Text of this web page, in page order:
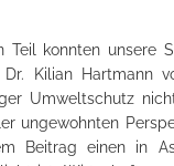
Teil konnten unsere
Dr. Kilian Hartmann
Umweltschutz
ungewohnten
Beitrag einen in